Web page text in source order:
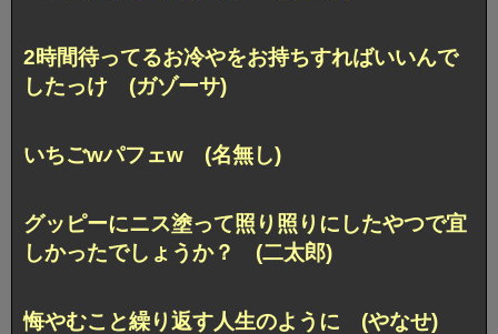
2時間待ってるお冷やをお持ちすればいいんで
したっけ (ガゾーサ)
いちごwパフェw (名無し)
グッピーにニス塗って照り照りにしたやつで宜
しかったでしょうか？ (二太郎)
悔やむこと繰り返す人生のように (やなせ)